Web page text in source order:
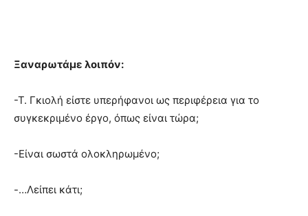
Ξαναρωτάμε λοιπόν:
-Τ. Γκιολή είστε υπερήφανοι ως περιφέρεια για το
συγκεκριμένο έργο, όπως είναι τώρα;
-Είναι σωστά ολοκληρωμένο;
-…Λείπει κάτι;